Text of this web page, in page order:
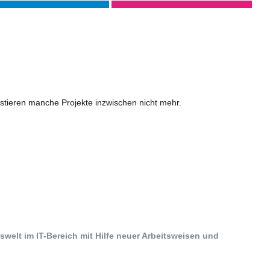
manche Projekte inzwischen nicht mehr.
im IT-Bereich mit Hilfe neuer Arbeitsweisen und